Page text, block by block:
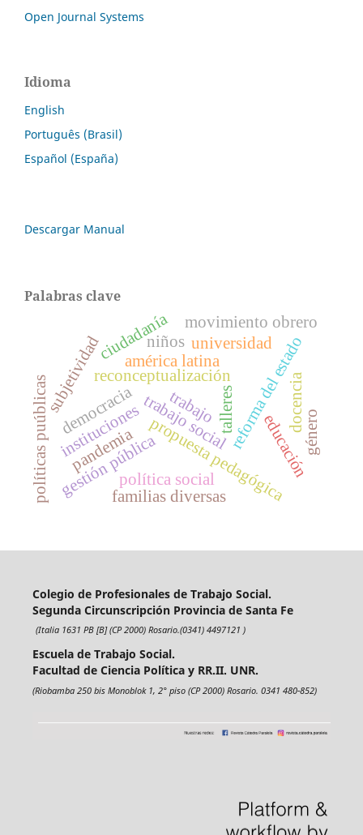
Open Journal Systems
Idioma
English
Português (Brasil)
Español (España)
Descargar Manual
Palabras clave
talleres
trabajo social
propuesta pedagógica
instituciones
reconceptualización
américa latina reforma del estado
gestión pública
universidad
educación
docencia
política social
democracia
subjetividadciudadanía movimiento obrero
familias diversas
género
políticas puúblicas
niños
pandemia
trabajo
Colegio de Profesionales de Trabajo Social.
Segunda Circunscripción Provincia de Santa Fe
(Italia 1631 PB [B] (CP 2000) Rosario.(0341) 4497121 )
Escuela de Trabajo Social.
Facultad de Ciencia Política y RR.II. UNR.
(Riobamba 250 bis Monoblok 1, 2° piso (CP 2000) Rosario. 0341 480-852)